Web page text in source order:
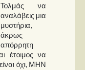
Τολμάς να
αναλάβεις μια
μυστήρια,
άκρως
απόρρητη
έτοιμος να
όχι, ΜΗΝ